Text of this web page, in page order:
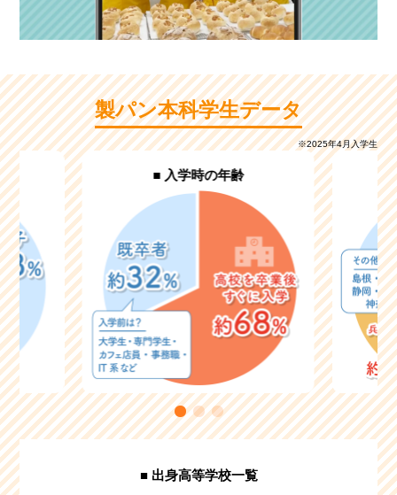
製パン本科学生データ
※2025年4月入学生
■ 入学時の年齢
■ 出身高等学校一覧